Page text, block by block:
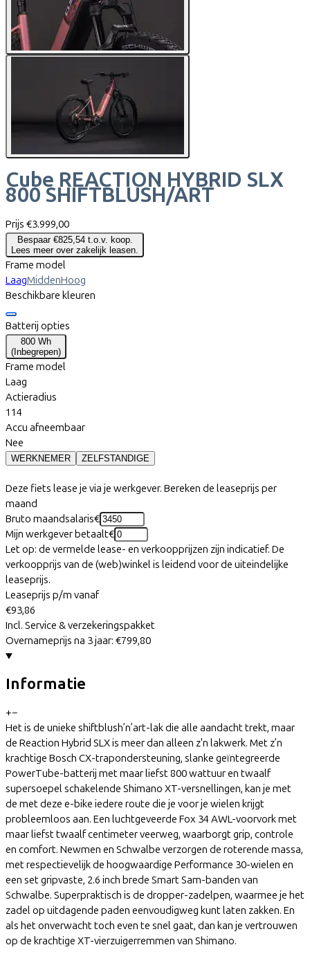
Cube REACTION HYBRID SLX
800 SHIFTBLUSH/ART
Prijs €3.999,00
Bespaar €825,54 t.o.v. koop.
Lees meer over zakelijk leasen.
Frame model
LaagMiddenHoog
Beschikbare kleuren
Batterij opties
800 Wh
( Inbegrepen)
Frame model
Laag
Actieradius
114
Accu afneembaar
Nee
WERKNEMER ZELFSTANDIGE
Deze fiets lease je via je werkgever. Bereken de leaseprijs per
maand
Bruto maandsalaris€
Mijn werkgever betaalt€
Let op: de vermelde lease- en verkoopprijzen zijn indicatief. De
verkoopprijs van de (web)winkel is leidend voor de uiteindelijke
leaseprijs.
Leaseprijs p/m vanaf
€93,86
Incl. Service & verzekeringspakket
Overnameprijs na 3 jaar: €799,80
Informatie
+−
Het is de unieke shiftblush’n’art-lak die alle aandacht trekt, maar
de Reaction Hybrid SLX is meer dan alleen z'n lakwerk. Met z’n
krachtige Bosch CX-trapondersteuning, slanke geïntegreerde
PowerTube-batterij met maar liefst 800 wattuur en twaalf
supersoepel schakelende Shimano XT-versnellingen, kan je met
de met deze e-bike iedere route die je voor je wielen krijgt
probleemloos aan. Een luchtgeveerde Fox 34 AWL-voorvork met
maar liefst twaalf centimeter veerweg, waarborgt grip, controle
en comfort. Newmen en Schwalbe verzorgen de roterende massa,
met respectievelijk de hoogwaardige Performance 30-wielen en
een set gripvaste, 2.6 inch brede Smart Sam-banden van
Schwalbe. Superpraktisch is de dropper-zadelpen, waarmee je het
zadel op uitdagende paden eenvoudigweg kunt laten zakken. En
als het onverwacht toch even te snel gaat, dan kan je vertrouwen
op de krachtige XT-vierzuigerremmen van Shimano.